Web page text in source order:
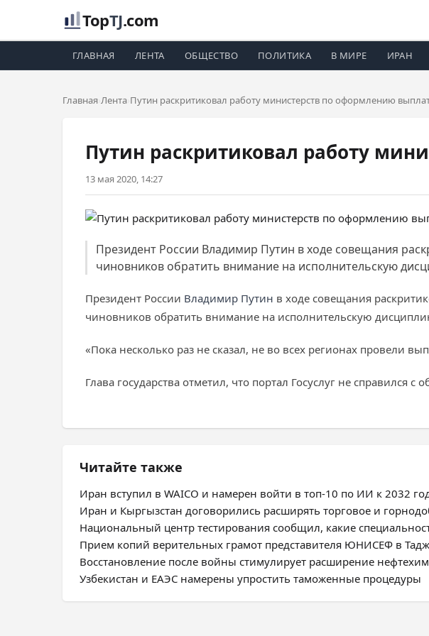
TopTJ.com
ГЛАВНАЯ ЛЕНТА ОБЩЕСТВО ПОЛИТИКА В МИРЕ ИРАН
Главная Лента Путин раскритиковал работу министерств по оформлению
Путин раскритиковал работу
13 мая 2020, 14:27
Президент России Владимир Путин в ходе совещания
чиновников обратить внимание на исполнительскую
Президент России Владимир Путин в ходе совещания
чиновников обратить внимание на исполнительскую
«Пока несколько раз не сказал, не во всех регионах провели
Глава государства отметил, что портал Госуслуг не справился
Читайте также
Иран вступил в WAICO и намерен войти в топ-10 по ИИ к 2032
Иран и Кыргызстан договорились расширять торговое и
Национальный центр тестирования сообщил, какие
Прием копий верительных грамот представителя ЮНИСЕФ в
Восстановление после войны стимулирует расширение
Узбекистан и ЕАЭС намерены упростить таможенные процедуры